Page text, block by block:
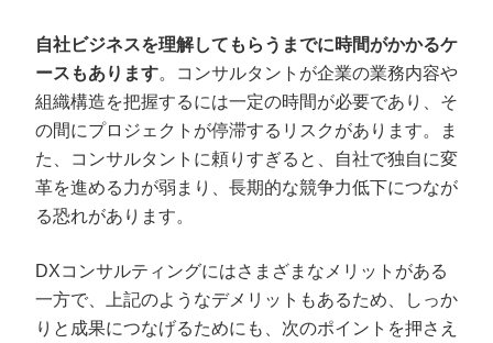
自社ビジネスを理解してもらうまでに時間がかかるケ
ースもあります。コンサルタントが企業の業務内容や
組織構造を把握するには一定の時間が必要であり、そ
の間にプロジェクトが停滞するリスクがあります。ま
た、コンサルタントに頼りすぎると、自社で独自に変
革を進める力が弱まり、長期的な競争力低下につなが
る恐れがあります。
DXコンサルティングにはさまざまなメリットがある
一方で、上記のようなデメリットもあるため、しっか
りと成果につなげるためにも、次のポイントを押さえ